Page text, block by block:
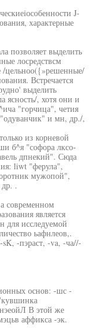
J-
характерные
позволяет выделить
лосредствсм
/цельноо({»решенные/
Встречается
выделить
ясность/, хотя они и
"горчица", четия
и мн, др./,
из корневой
б^я "софора лксо-
дпнекий". Сюда
liwt "ферула",
мужопой",
.
современном
является
для исследуемой
ьафнлеов,.
-пэраст, -va, -ча//-
основ: -шс -
В этой же
аффикса -эк.